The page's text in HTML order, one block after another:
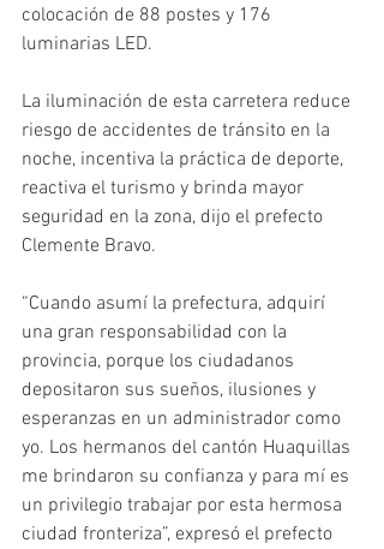
colocación de 88 postes y 176
luminarias LED.
La iluminación de esta carretera reduce
riesgo de accidentes de tránsito en la
noche, incentiva la práctica de deporte,
reactiva el turismo y brinda mayor
seguridad en la zona, dijo el prefecto
Clemente Bravo.
“Cuando asumí la prefectura, adquirí
una gran responsabilidad con la
provincia, porque los ciudadanos
depositaron sus sueños, ilusiones y
esperanzas en un administrador como
yo. Los hermanos del cantón Huaquillas
me brindaron su confianza y para mí es
un privilegio trabajar por esta hermosa
ciudad fronteriza”, expresó el prefecto